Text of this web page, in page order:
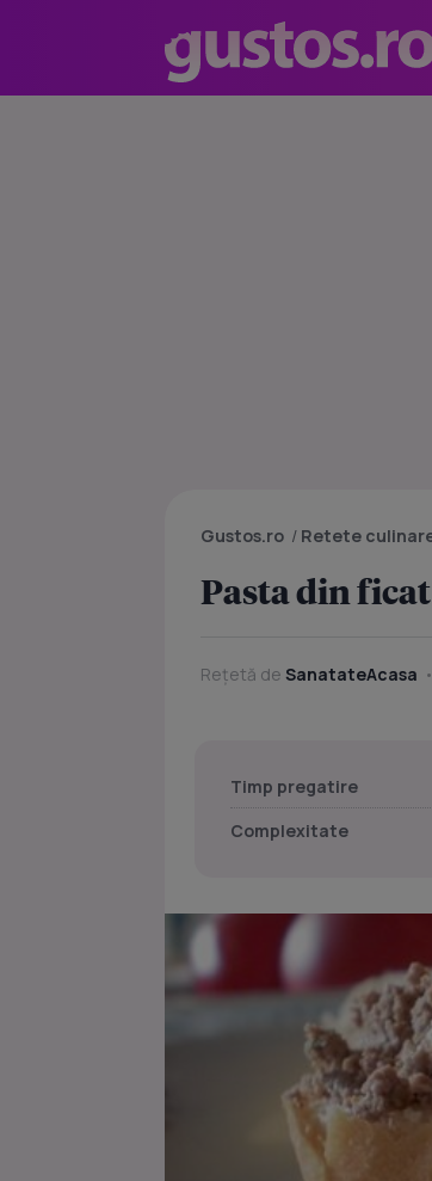
Gustos.ro / Retete
Pasta din
Rețetă de SanatateAcasa
Timp pregatire
Complexitate